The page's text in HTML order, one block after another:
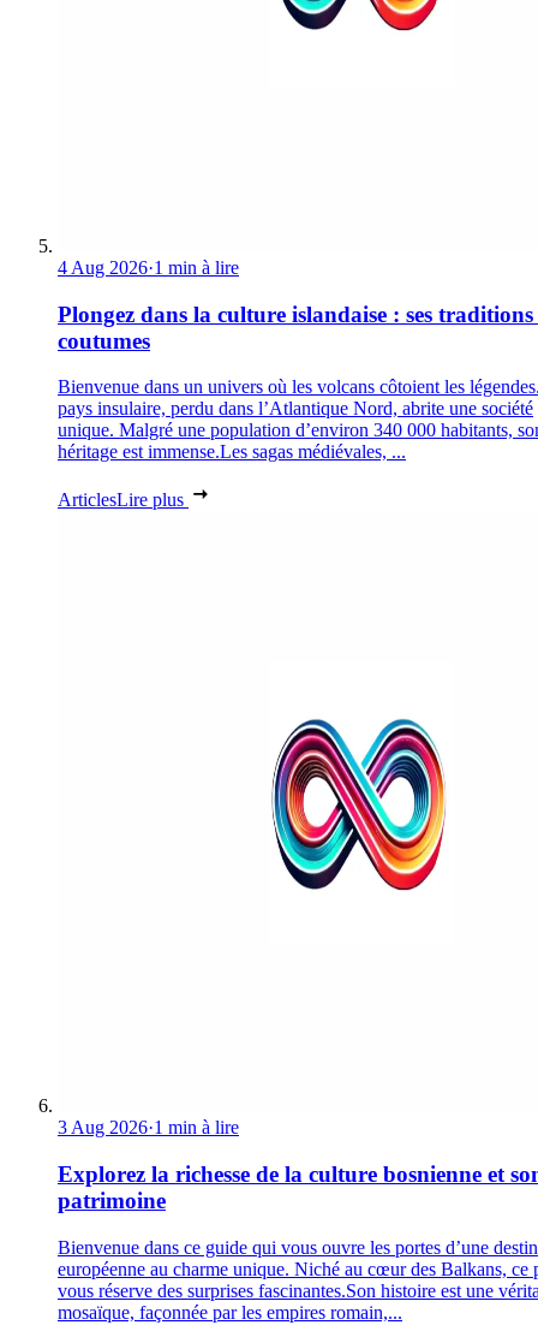
4 Aug 2026·1 min à lire
Plongez dans la culture islandaise : ses traditions
coutumes
Bienvenue dans un univers où les volcans côtoient les
pays insulaire, perdu dans l’Atlantique Nord, abrite une société
unique. Malgré une population d’environ 340 000 habitants,
héritage est immense.Les sagas médiévales, ...
ArticlesLire plus
3 Aug 2026·1 min à lire
Explorez la richesse de la culture bosnienne et
patrimoine
Bienvenue dans ce guide qui vous ouvre les portes d’une
européenne au charme unique. Niché au cœur des Balkans, ce
vous réserve des surprises fascinantes.Son histoire est une
mosaïque, façonnée par les empires romain,...